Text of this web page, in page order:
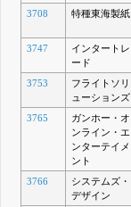
3708 特種東海製紙
3747
インタートレ
ード
3753
フライトソリ
ューションズ
3765
ガンホー・オ
ンライン・エ
ンターテイメ
ント
3766
システムズ・
デザイン